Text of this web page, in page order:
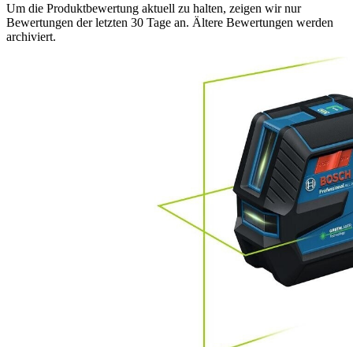
Um die Produktbewertung aktuell zu halten, zeigen wir nur
Bewertungen der letzten 30 Tage an. Ältere Bewertungen werden
archiviert.